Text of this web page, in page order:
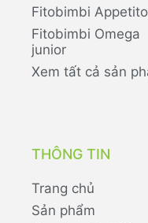
Fitobimbi Appetito
Fitobimbi Omega
junior
Xem tất cả sản
THÔNG TIN
Trang chủ
Sản phẩm